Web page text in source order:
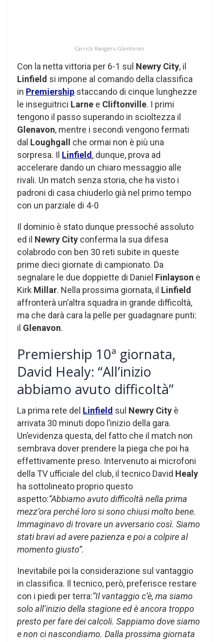
Carrick Rangers-Glentoran
Con la netta vittoria per 6-1 sul Newry City, il
Linfield si impone al comando della classifica
in Premiership staccando di cinque lunghezze
le inseguitrici Larne e Cliftonville. I primi
tengono il passo superando in scioltezza il
Glenavon, mentre i secondi vengono fermati
dal Loughgall
che ormai non è più una
sorpresa. Il Linfield , dunque, prova ad
accelerare dando un chiaro messaggio alle
rivali. Un match senza storia, che ha visto i
padroni di casa chiuderlo già nel primo tempo
con un parziale di 4-0
Il dominio è stato dunque pressoché assoluto
ed il Newry City conferma la sua difesa
colabrodo con ben 30 reti subite in queste
prime dieci giornate di campionato. Da
segnalare le due doppiette di Daniel Finlayson e
Kirk Millar. Nella prossima giornata, il Linfield
affronterà un’altra squadra in grande difficoltà,
ma che darà cara la pelle per guadagnare punti:
il Glenavon.
Premiership 10ª giornata,
David Healy: “All’inizio
abbiamo avuto difficoltà”
La prima rete del Linfield sul Newry City è
arrivata 30 minuti dopo l’inizio della gara.
Un’evidenza questa, del fatto che il match non
sembrava dover prendere la piega che poi ha
effettivamente preso. Intervenuto ai microfoni
della TV ufficiale del club, il tecnico David Healy
ha sottolineato proprio questo
aspetto:“Abbiamo avuto difficoltà nella prima
mezz’ora perché loro si sono chiusi molto bene.
Immaginavo di trovare un avversario così. Siamo
stati bravi ad avere pazienza e poi a colpire al
momento giusto”.
Inevitabile poi la considerazione sul vantaggio
in classifica. Il tecnico, però, preferisce restare
con i piedi per terra:“Il vantaggio c’è, ma siamo
solo all’inizio della stagione ed è ancora troppo
presto per fare dei calcoli. Sappiamo dove siamo
e non ci nascondiamo. Dalla prossima giornata